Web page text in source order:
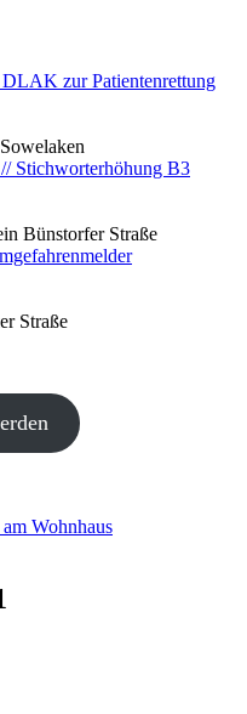
zur Patientenrettung
Stichworterhöhung B3
Bünstorfer Straße
Straße
Wohnhaus